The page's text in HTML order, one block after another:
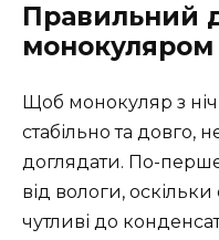
Правильний
монокуляром
Щоб монокуляр з
стабільно та довго,
доглядати. По-
від вологи,
чутливі до